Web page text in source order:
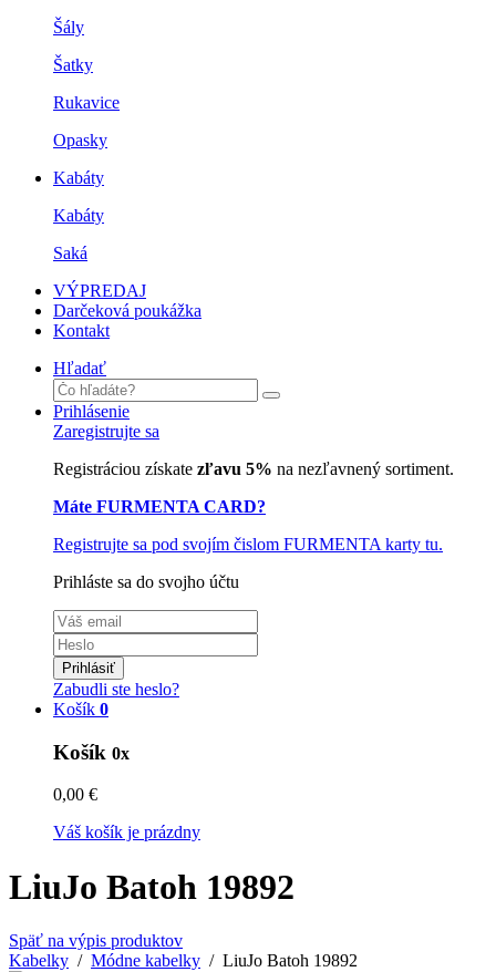
Šály
Šatky
Rukavice
Opasky
Kabáty
Kabáty
Saká
VÝPREDAJ
Darčeková poukážka
Kontakt
Hľadať
Prihlásenie
Zaregistrujte sa
Registráciou získate zľavu 5% na nezľavnený sortiment.
Máte FURMENTA CARD?
Registrujte sa pod svojím čislom FURMENTA karty tu.
Prihláste sa do svojho účtu
Prihlásiť
Zabudli ste heslo?
Košík 0
Košík 0x
0,00 €
Váš košík je prázdny
LiuJo Batoh 19892
Späť na výpis produktov
Kabelky / Módne kabelky / LiuJo Batoh 19892